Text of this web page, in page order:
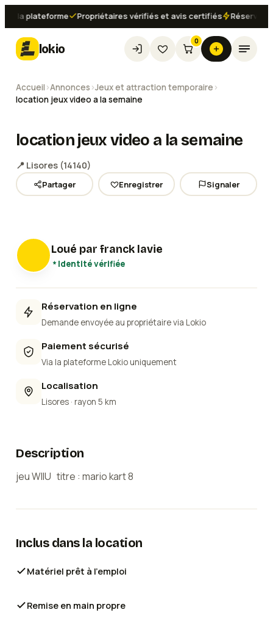
la plateforme Propriétaires vérifiés et avis certifiés Réservation
lokio
0
Accueil ›Annonces ›Jeux et attraction temporaire ›
location jeux video a la semaine
location jeux video a la semaine
📍 Lisores (14140)
Partager Enregistrer Signaler
Loué par franck lavie
Identité vérifiée
Réservation en ligne
Demande envoyée au propriétaire via Lokio
Paiement sécurisé
Via la plateforme Lokio uniquement
Localisation
Lisores · rayon 5 km
Description
jeu WIIU titre : mario kart 8
Inclus dans la location
Matériel prêt à l'emploi
Remise en main propre